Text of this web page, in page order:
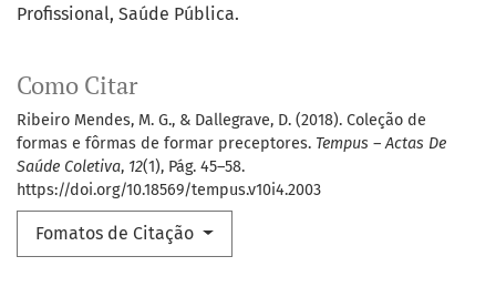
Profissional Saúde Pública.
Como Citar
Ribeiro Mendes, M. G., & Dallegrave, D. (2018). Coleção de
formas e fôrmas de formar preceptores. Tempus – Actas De
Saúde Coletiva, 12(1), Pág. 45–58.
https://doi.org/10.18569/tempus.v10i4.2003
Fomatos de Citação